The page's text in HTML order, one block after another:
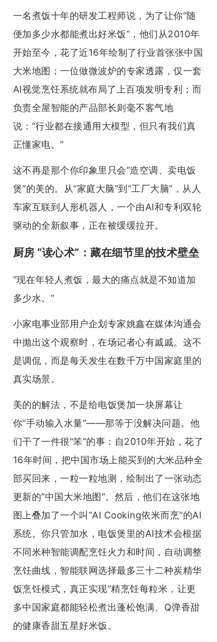
机
一名煮饭十年的研发工程师说，为了让你“随
便加多少水都能煮出好米饭”，他们从2010年
开始至今，花了近16年绘制了行业首张张中国
大米地图；一位做微波炉的专家透露，仅一套
AI视觉烹饪系统就布局了上百项发明专利；而
负责全屋智能的产品部长则毫不客气地
说：“行业都在接通用大模型，但只有我们真
正懂家电。”
这不再是那个你印象里只会“造空调、卖电饭
煲”的美的。从“家庭大脑”到“工厂大脑”，从人
车家互联到人形机器人，一个由AI和专利双轮
驱动的全新叙事，正在被缓缓拉开。
厨房 “读心术”：藏在细节里的技术壁垒
“现在年轻人煮饭，最大的痛点就是不知道加
多少水。”
小家电事业部用户企划专家姚鑫在媒体沟通会
中抛出这个观察时，在场记者心有戚戚。这不
是调侃，而是每天发生在数千万中国家庭里的
真实场景。
美的的解法，不是给电饭煲加一块屏幕让
你“手动输入水量”——那等于没解决问题。他
们干了一件很“笨”的事：自2010年开始，花了
16年时间，把中国市场上能买到的大米品种全
部买回来，一粒一粒地测，绘制出了一张动态
更新的“中国大米地图”。然后，他们在这张地
图上叠加了一个叫“AI Cooking依米而烹”的AI
系统。你只管加水，电饭煲里的AI技术会根据
不同米种智能调配烹饪火力和时间，自动调整
烹饪曲线，智能联网选择最多三十二种炭精华
饭烹饪模式，真正实现“精烹饪每粒米，让更
多中国家庭都能轻松煮出蓬松饱满、Q弹香甜
的健康香甜五星好米饭。